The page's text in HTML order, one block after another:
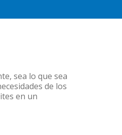
sea lo que sea
de los
en un